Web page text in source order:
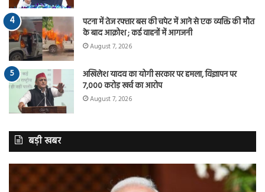
पटना में तेज रफ्तार बस की चपेट में आने से एक व्यक्ति की मौत
के बाद आक्रोश ; कई वाहनों में आगजनी
August 7, 2026
अखिलेश यादव का योगी सरकार पर हमला, विज्ञापन पर
7,000 करोड़ खर्च का आरोप
August 7, 2026
बड़ी खबर